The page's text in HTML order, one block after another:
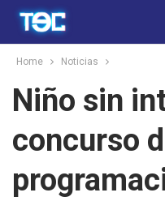
Home Noticias
Niño sin
concurso